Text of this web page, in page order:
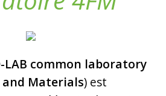
LAB common laboratory
Materials) est